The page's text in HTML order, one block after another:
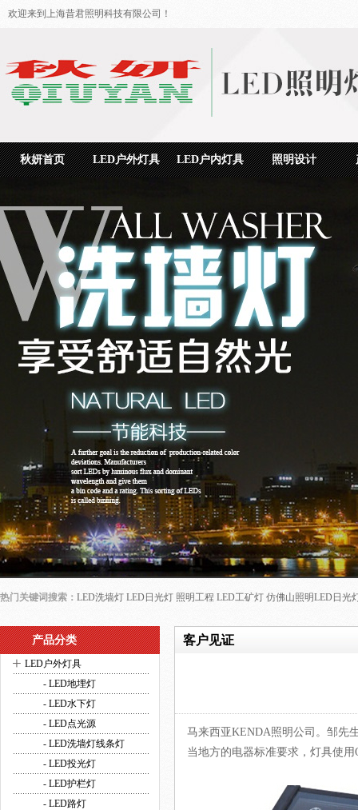
欢迎来到上海昔君照明科技有限公司！
秋妍首页 LED户外灯具 LED户内灯具 照明设计
热门关键词搜索： LED洗墙灯 LED日光灯 照明工程 LED工矿灯 仿佛山照明LED日光
产品分类
+ LED户外灯具
- LED地埋灯
- LED水下灯
- LED点光源
- LED洗墙灯线条灯
- LED投光灯
- LED护栏灯
- LED路灯
客户见证
马来西亚KENDA照明公司。邹先
当地方的电器标准要求，灯具使用